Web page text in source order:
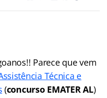
Parece que vem
Técnica e
(concurso EMATER AL)